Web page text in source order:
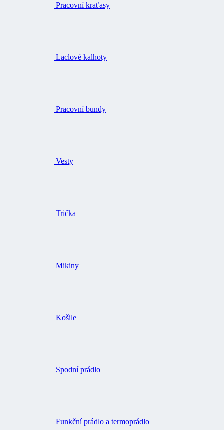
Pracovní kraťasy
Laclové kalhoty
Pracovní bundy
Vesty
Trička
Mikiny
Košile
Spodní prádlo
Funkční prádlo a termoprádlo